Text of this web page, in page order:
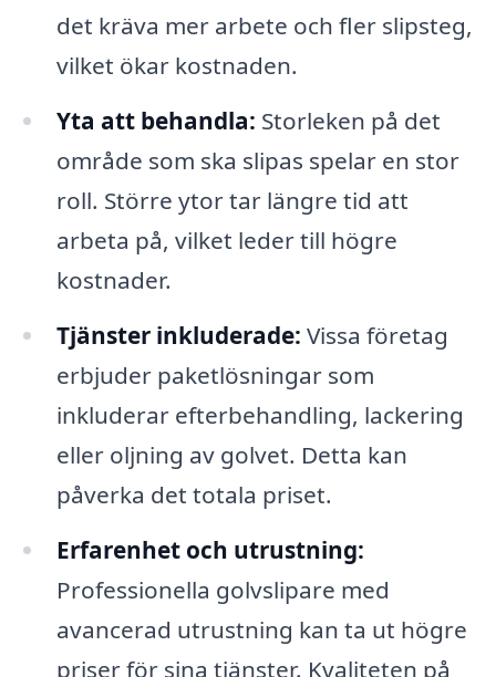
det kräva mer arbete och fler slipsteg,
vilket ökar kostnaden.
Yta att behandla: Storleken på det
område som ska slipas spelar en stor
roll. Större ytor tar längre tid att
arbeta på, vilket leder till högre
kostnader.
Tjänster inkluderade: Vissa företag
erbjuder paketlösningar som
inkluderar efterbehandling, lackering
eller oljning av golvet. Detta kan
påverka det totala priset.
Erfarenhet och utrustning:
Professionella golvslipare med
avancerad utrustning kan ta ut högre
priser för sina tjänster. Kvaliteten på